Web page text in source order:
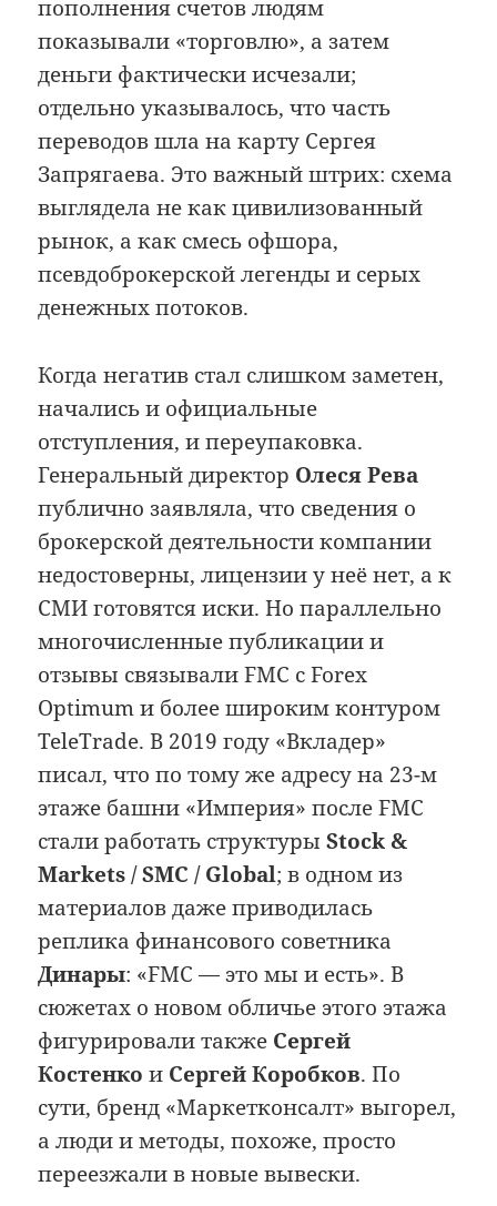
пополнения счетов людям
показывали «торговлю», а затем
деньги фактически исчезали;
отдельно указывалось, что часть
переводов шла на карту Сергея
Запрягаева. Это важный штрих: схема
выглядела не как цивилизованный
рынок, а как смесь офшора,
псевдоброкерской легенды и серых
денежных потоков.
Когда негатив стал слишком заметен,
начались и официальные
отступления, и переупаковка.
Генеральный директор Олеся Рева
публично заявляла, что сведения о
брокерской деятельности компании
недостоверны, лицензии у неё нет, а к
СМИ готовятся иски. Но параллельно
многочисленные публикации и
отзывы связывали FMC с Forex
Optimum и более широким контуром
TeleTrade. В 2019 году «Вкладер»
писал, что по тому же адресу на 23-м
этаже башни «Империя» после FMC
стали работать структурыStock &
Markets / SMC / Global; в одном из
материалов даже приводилась
реплика финансового советника
Динары: «FMC — это мы и есть». В
сюжетах о новом обличье этого этажа
фигурировали также Сергей
Костенко и Сергей Коробков. По
сути, бренд «Маркетконсалт» выгорел,
а люди и методы, похоже, просто
переезжали в новые вывески.